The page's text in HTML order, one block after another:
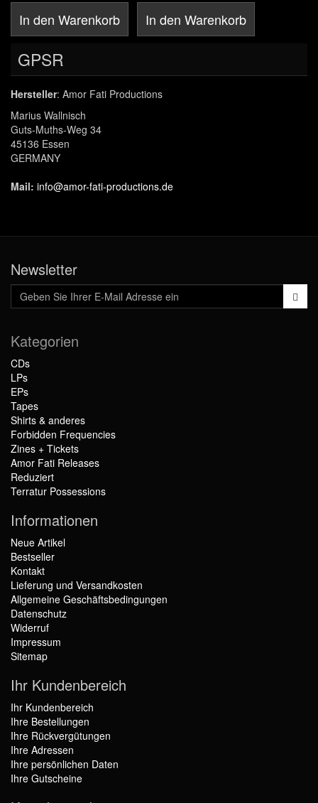
In den Warenkorb In den Warenkorb
GPSR
Hersteller: Amor Fati Productions
Marius Wallnisch
Guts-Muths-Weg 34
45136 Essen
GERMANY
Mail: info@amor-fati-productions.de
Newsletter
Kategorien
CDs
LPs
EPs
Tapes
Shirts & anderes
Forbidden Frequencies
Zines + Tickets
Amor Fati Releases
Reduziert
Terratur Possessions
Informationen
Neue Artikel
Bestseller
Kontakt
Lieferung und Versandkosten
Allgemeine Geschäftsbedingungen
Datenschutz
Widerruf
Impressum
Sitemap
Ihr Kundenbereich
Ihr Kundenbereich
Ihre Bestellungen
Ihre Rückvergütungen
Ihre Adressen
Ihre persönlichen Daten
Ihre Gutscheine